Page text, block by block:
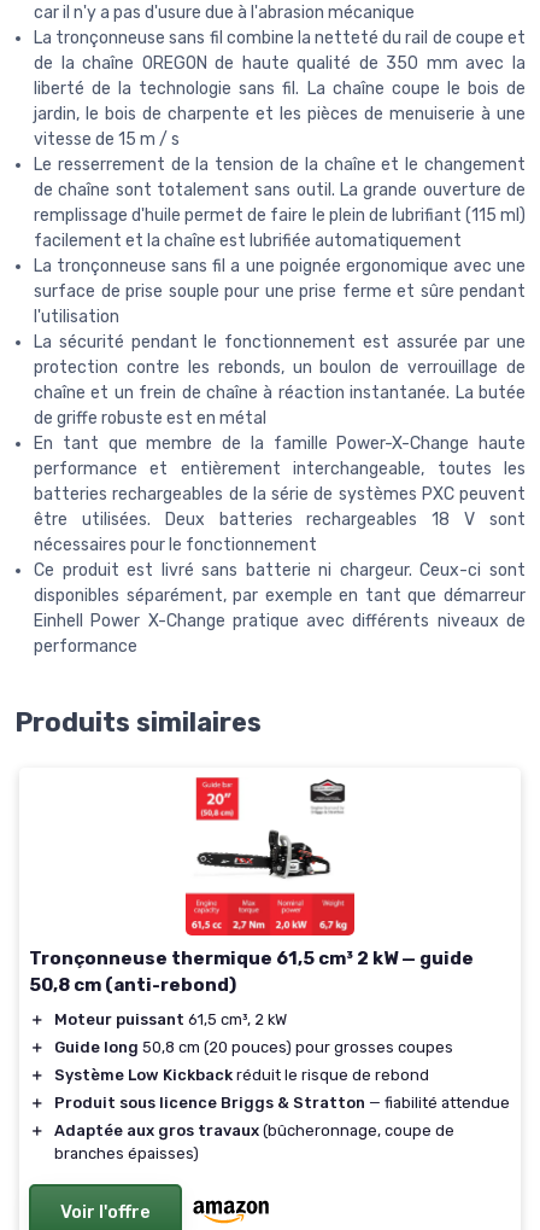
car il n'y a pas d'usure due à l'abrasion mécanique
La tronçonneuse sans fil combine la netteté du rail de coupe et
de la chaîne OREGON de haute qualité de 350 mm avec la
liberté de la technologie sans fil. La chaîne coupe le bois de
jardin, le bois de charpente et les pièces de menuiserie à une
vitesse de 15 m / s
Le resserrement de la tension de la chaîne et le changement
de chaîne sont totalement sans outil. La grande ouverture de
remplissage d'huile permet de faire le plein de lubrifiant (115 ml)
facilement et la chaîne est lubrifiée automatiquement
La tronçonneuse sans fil a une poignée ergonomique avec une
surface de prise souple pour une prise ferme et sûre pendant
l'utilisation
La sécurité pendant le fonctionnement est assurée par une
protection contre les rebonds, un boulon de verrouillage de
chaîne et un frein de chaîne à réaction instantanée. La butée
de griffe robuste est en métal
En tant que membre de la famille Power-X-Change haute
performance et entièrement interchangeable, toutes les
batteries rechargeables de la série de systèmes PXC peuvent
être utilisées. Deux batteries rechargeables 18 V sont
nécessaires pour le fonctionnement
Ce produit est livré sans batterie ni chargeur. Ceux-ci sont
disponibles séparément, par exemple en tant que démarreur
Einhell Power X-Change pratique avec différents niveaux de
performance
Produits similaires
Tronçonneuse thermique 61,5 cm³ 2 kW — guide
50,8 cm (anti-rebond)
＋ Moteur puissant 61,5 cm³, 2 kW
＋
Guide long 50,8 cm (20 pouces) pour grosses coupes
＋
Système Low Kickback réduit le risque de rebond
＋
Produit sous licence Briggs & Stratton — fiabilité attendue
＋
Adaptée aux gros travaux (bûcheronnage, coupe de
branches épaisses)
Voir l'offre